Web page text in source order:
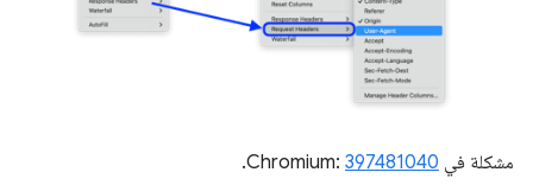
مشكلة في Chromium: 397481040
.